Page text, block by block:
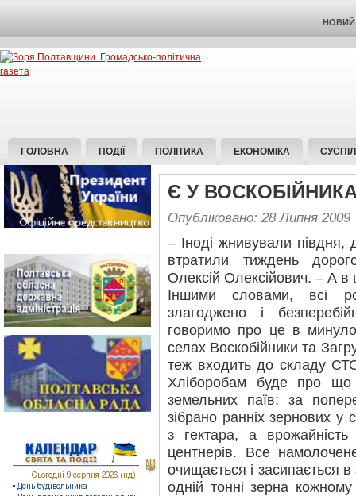
НОВИЙ
ГОЛОВНА ПОДІЇ ПОЛІТИКА ЕКОНОМІКА
Є У
Опубліковано: 28 Липня 2009
– Іноді жнивували півдня,
втратили тиждень
Олексій Олексійович. – А
Іншими словами, всі
злагоджено і
говоримо про це в
селах Воскобійники та
теж входить до складу
Хліборобам буде про що
земельних паїв: за
зібрано ранніх зернових
з гектара, а врожайність
центнерів. Все
очищається і засипається
одній тонні зерна